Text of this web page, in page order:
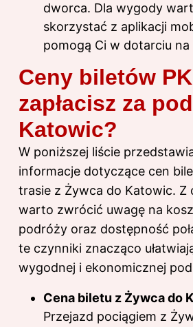
dworca. Dla wygody
skorzystać z aplikacji
pomogą Ci w dotarciu na
Ceny biletów
zapłacisz za
Katowic?
W poniższej liście
informacje dotyczące cen
trasie z Żywca do Katowic. Z
warto zwrócić uwagę na
podróży oraz dostępność
te czynniki znacząco
wygodnej i ekonomicznej
Cena biletu z Żywca do
Przejazd pociągiem z